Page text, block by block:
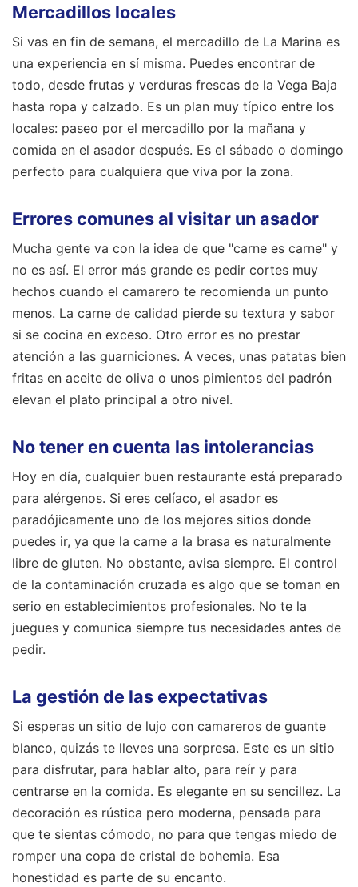
Mercadillos locales
Si vas en fin de semana, el mercadillo de La Marina es
una experiencia en sí misma. Puedes encontrar de
todo, desde frutas y verduras frescas de la Vega Baja
hasta ropa y calzado. Es un plan muy típico entre los
locales: paseo por el mercadillo por la mañana y
comida en el asador después. Es el sábado o domingo
perfecto para cualquiera que viva por la zona.
Errores comunes al visitar un asador
Mucha gente va con la idea de que "carne es carne" y
no es así. El error más grande es pedir cortes muy
hechos cuando el camarero te recomienda un punto
menos. La carne de calidad pierde su textura y sabor
si se cocina en exceso. Otro error es no prestar
atención a las guarniciones. A veces, unas patatas bien
fritas en aceite de oliva o unos pimientos del padrón
elevan el plato principal a otro nivel.
No tener en cuenta las intolerancias
Hoy en día, cualquier buen restaurante está preparado
para alérgenos. Si eres celíaco, el asador es
paradójicamente uno de los mejores sitios donde
puedes ir, ya que la carne a la brasa es naturalmente
libre de gluten. No obstante, avisa siempre. El control
de la contaminación cruzada es algo que se toman en
serio en establecimientos profesionales. No te la
juegues y comunica siempre tus necesidades antes de
pedir.
La gestión de las expectativas
Si esperas un sitio de lujo con camareros de guante
blanco, quizás te lleves una sorpresa. Este es un sitio
para disfrutar, para hablar alto, para reír y para
centrarse en la comida. Es elegante en su sencillez. La
decoración es rústica pero moderna, pensada para
que te sientas cómodo, no para que tengas miedo de
romper una copa de cristal de bohemia. Esa
honestidad es parte de su encanto.